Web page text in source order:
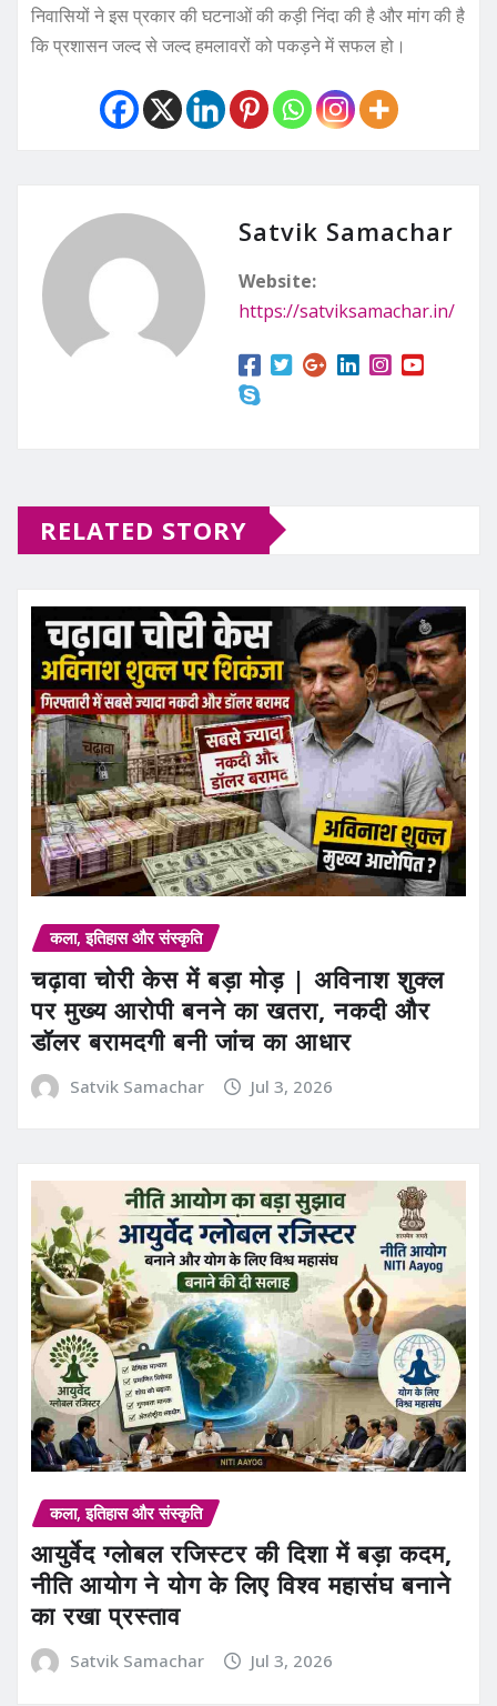
निवासियों ने इस प्रकार की घटनाओं की कड़ी निंदा की है और मांग की है
कि प्रशासन जल्द से जल्द हमलावरों को पकड़ने में सफल हो।
Satvik Samachar
Website:
https://satviksamachar.in/
RELATED STORY
कला, इतिहास और संस्कृति
चढ़ावा चोरी केस में बड़ा मोड़ | अविनाश शुक्ल
पर मुख्य आरोपी बनने का खतरा, नकदी और
डॉलर बरामदगी बनी जांच का आधार
Satvik Samachar Jul 3, 2026
कला, इतिहास और संस्कृति
आयुर्वेद ग्लोबल रजिस्टर की दिशा में बड़ा कदम,
नीति आयोग ने योग के लिए विश्व महासंघ बनाने
का रखा प्रस्ताव
Satvik Samachar Jul 3, 2026